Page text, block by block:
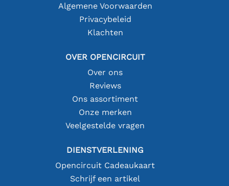
Algemene Voorwaarden
Privacybeleid
Klachten
OVER OPENCIRCUIT
Over ons
Reviews
Ons assortiment
Onze merken
Veelgestelde vragen
DIENSTVERLENING
Opencircuit Cadeaukaart
Schrijf een artikel